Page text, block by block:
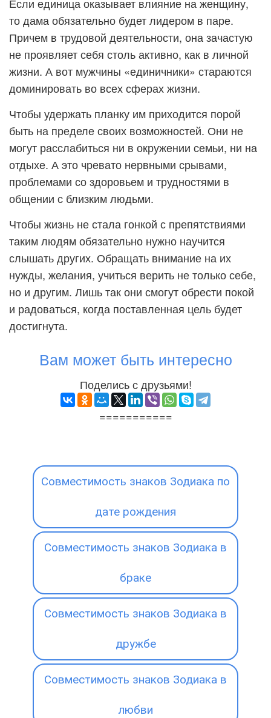
то дама обязательно будет лидером в паре.
Причем в трудовой деятельности, она зачастую
не проявляет себя столь активно, как в личной
жизни. А вот мужчины «единичники» стараются
доминировать во всех сферах жизни.
Чтобы удержать планку им приходится порой
быть на пределе своих возможностей. Они не
могут расслабиться ни в окружении семьи, ни на
отдыхе. А это чревато нервными срывами,
проблемами со здоровьем и трудностями в
общении с близким людьми.
Чтобы жизнь не стала гонкой с препятствиями
таким людям обязательно нужно научится
слышать других. Обращать внимание на их
нужды, желания, учиться верить не только себе,
но и другим. Лишь так они смогут обрести покой
и радоваться, когда поставленная цель будет
достигнута.
Вам может быть интересно
Поделись с друзьями!
===========
Совместимость знаков Зодиака по
дате рождения
Совместимость знаков Зодиака в
браке
Совместимость знаков Зодиака в
дружбе
Совместимость знаков Зодиака в
любви